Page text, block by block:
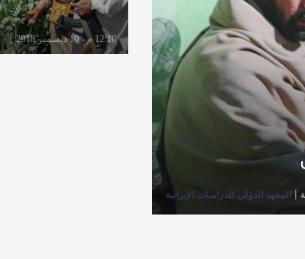
المعهد الدولي للدراسات الإيرانية
12:10 م - 10 ديسمبر 2018